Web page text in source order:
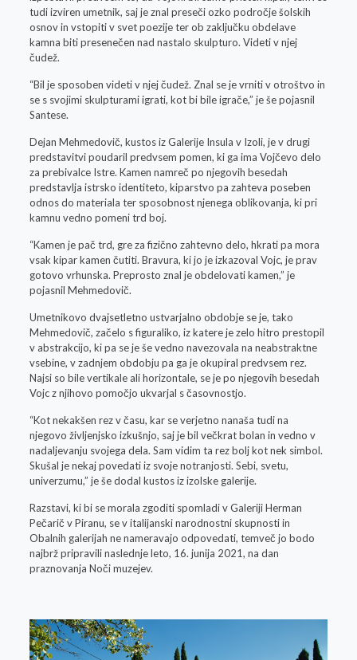
tudi izviren umetnik, saj je znal preseči ozko področje šolskih
osnov in vstopiti v svet poezije ter ob zaključku obdelave
kamna biti presenečen nad nastalo skulpturo. Videti v njej
čudež.
“Bil je sposoben videti v njej čudež. Znal se je vrniti v otroštvo in
se s svojimi skulpturami igrati, kot bi bile igrače,” je še pojasnil
Santese.
Dejan Mehmedovič, kustos iz Galerije Insula v Izoli, je v drugi
predstavitvi poudaril predvsem pomen, ki ga ima Vojčevo delo
za prebivalce Istre. Kamen namreč po njegovih besedah
predstavlja istrsko identiteto, kiparstvo pa zahteva poseben
odnos do materiala ter sposobnost njenega oblikovanja, ki pri
kamnu vedno pomeni trd boj.
“Kamen je pač trd, gre za fizično zahtevno delo, hkrati pa mora
vsak kipar kamen čutiti. Bravura, ki jo je izkazoval Vojc, je prav
gotovo vrhunska. Preprosto znal je obdelovati kamen,” je
pojasnil Mehmedovič.
Umetnikovo dvajsetletno ustvarjalno obdobje se je, tako
Mehmedovič, začelo s figuraliko, iz katere je zelo hitro prestopil
v abstrakcijo, ki pa se je še vedno navezovala na neabstraktne
vsebine, v zadnjem obdobju pa ga je okupiral predvsem rez.
Najsi so bile vertikale ali horizontale, se je po njegovih besedah
Vojc z njihovo pomočjo ukvarjal s časovnostjo.
“Kot nekakšen rez v času, kar se verjetno nanaša tudi na
njegovo življenjsko izkušnjo, saj je bil večkrat bolan in vedno v
nadaljevanju svojega dela. Sam vidim ta rez bolj kot nek simbol.
Skušal je nekaj povedati iz svoje notranjosti. Sebi, svetu,
univerzumu,” je še dodal kustos iz izolske galerije.
Razstavi, ki bi se morala zgoditi spomladi v Galeriji Herman
Pečarič v Piranu, se v italijanski narodnostni skupnosti in
Obalnih galerijah ne nameravajo odpovedati, temveč jo bodo
najbrž pripravili naslednje leto, 16. junija 2021, na dan
praznovanja Noči muzejev.